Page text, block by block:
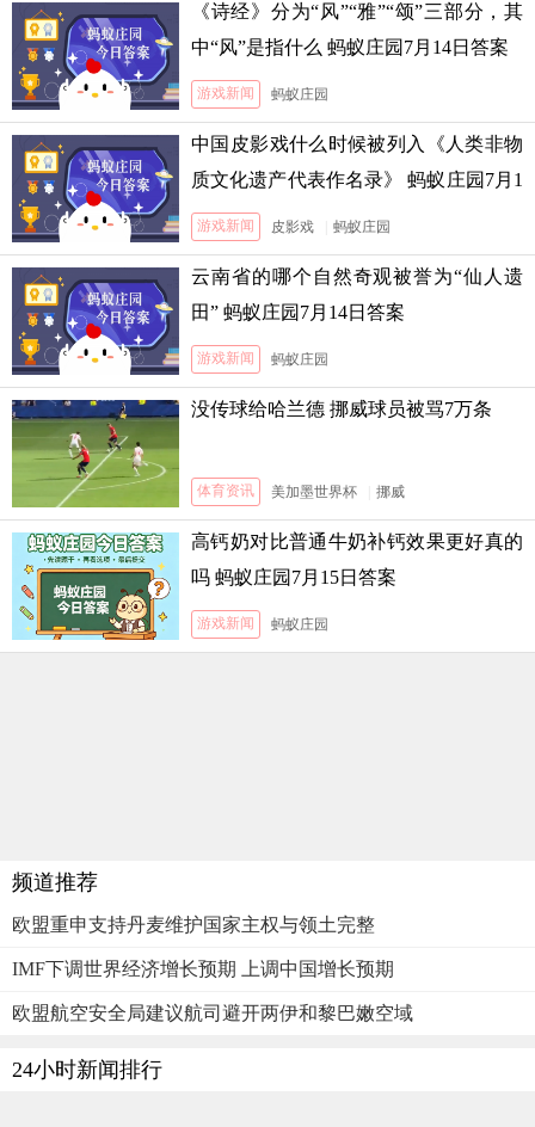
《诗经》分为“风”“雅”“颂”三部分，其
中“风”是指什么 蚂蚁庄园7月14日答案
游戏新闻 蚂蚁庄园
中国皮影戏什么时候被列入《人类非物
质文化遗产代表作名录》 蚂蚁庄园7月1
3日答案
游戏新闻 皮影戏 蚂蚁庄园
云南省的哪个自然奇观被誉为“仙人遗
田” 蚂蚁庄园7月14日答案
游戏新闻 蚂蚁庄园
没传球给哈兰德 挪威球员被骂7万条
体育资讯 美加墨世界杯 挪威
高钙奶对比普通牛奶补钙效果更好真的
吗 蚂蚁庄园7月15日答案
游戏新闻 蚂蚁庄园
频道推荐
欧盟重申支持丹麦维护国家主权与领土完整
IMF下调世界经济增长预期 上调中国增长预期
欧盟航空安全局建议航司避开两伊和黎巴嫩空域
24小时新闻排行